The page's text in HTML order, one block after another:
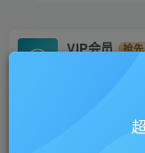
VIP会员
抢
会员专属推广